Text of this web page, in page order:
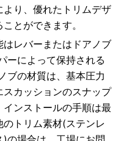
り、優れたトリムデザ
とができます。
レバーまたはドアノブ
ーによって保持される
ブの材質は、基本圧力
カッションのスナップ
ンストールの手順は最
トリム素材(ステンレ